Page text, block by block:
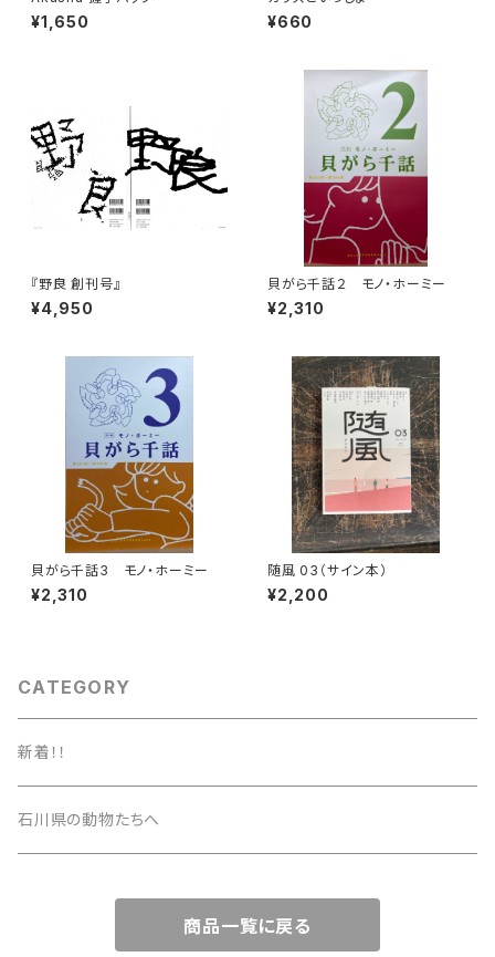
¥1,650 ¥660
『野良 創刊号』
¥4,950
貝がら千話２ モノ・ホーミー
¥2,310
貝がら千話3 モノ・ホーミー
¥2,310
随風 03（サイン本）
¥2,200
CATEGORY
新着！！
石川県の動物たちへ
商品一覧に戻る